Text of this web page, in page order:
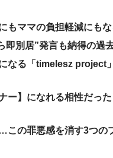
もママの負担軽減にも
即別居”発言も納得の過
なる「timelesz project
ー】になれる相性だっ
の罪悪感を消す3つの